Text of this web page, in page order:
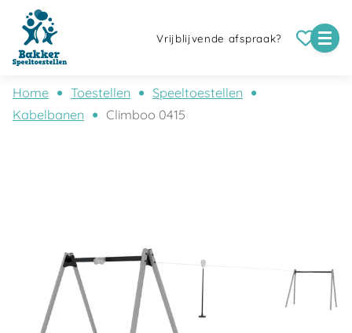
Vrijblijvende afspraak?
Home Toestellen
Speeltoestellen
Kabelbanen
Climboo 0415